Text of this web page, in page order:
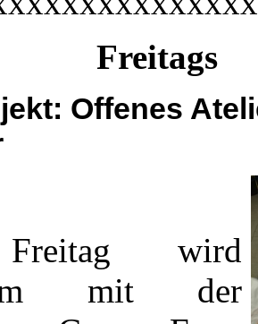
Freitags
Offenes
wird
mit der